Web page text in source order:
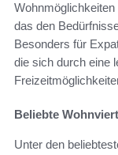
das den
Besonders für
die sich durch eine
Beliebte
Unter den